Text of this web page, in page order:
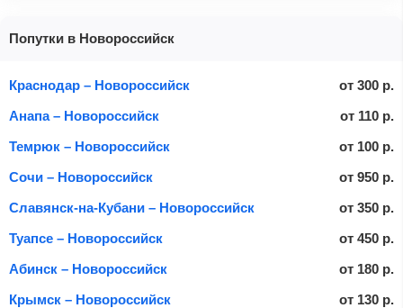
Попутки в Новороссийск
Краснодар – Новороссийск от 300 р.
Анапа – Новороссийск
от 110 р.
Темрюк – Новороссийск
от 100 р.
Сочи – Новороссийск
от 950 р.
Славянск-на-Кубани – Новороссийск
от 350 р.
Туапсе – Новороссийск
от 450 р.
Абинск – Новороссийск
от 180 р.
Крымск – Новороссийск
от 130 р.